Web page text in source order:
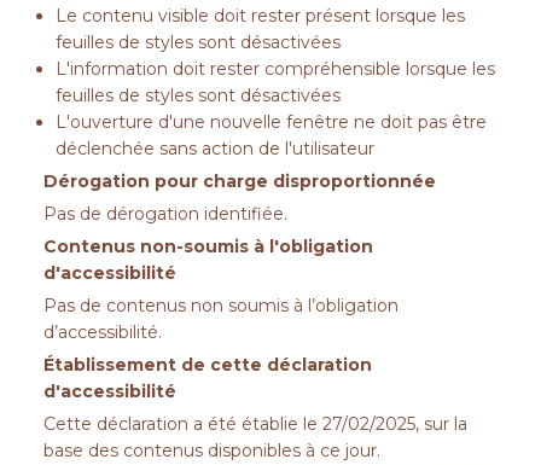
Le contenu visible doit rester présent lorsque les
feuilles de styles sont désactivées
L'information doit rester compréhensible lorsque les
feuilles de styles sont désactivées
L'ouverture d'une nouvelle fenêtre ne doit pas être
déclenchée sans action de l'utilisateur
Dérogation pour charge disproportionnée
Pas de dérogation identifiée.
Contenus non-soumis à l'obligation
d'accessibilité
Pas de contenus non soumis à l’obligation
d’accessibilité.
Établissement de cette déclaration
d'accessibilité
Cette déclaration a été établie le 27/02/2025, sur la
base des contenus disponibles à ce jour.